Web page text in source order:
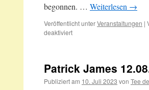
begonnen. … Weiterlesen →
Veröffentlicht unterVeranstaltungen |
deaktiviertfür
australischer
Singer/Songwriter
Patrick James
Publiziert am 10. Juli 2023 von Tee